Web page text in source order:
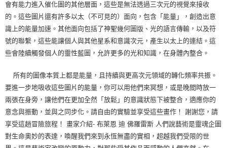
會有能力進入催化圖的其他層面，這些是無法透過三次元的視覺來接收
的。這些圖片還有許多以太（不可見的）面向，包含「能量」，創造出意
識上的能量加速。其他面向包括了神聖幾何圖版、光的語言傳輸，以及符
號的聯繫，這些能讓個人與其他星系和意識次元，產生以太上的連結。這
些會陸續觸發個人的靈性藍圖，允許更多的光和知識，在身體內整合。
所有的圖像本質上都是能量，且持續與更高次元領域的轉化頻率共振。
要進一步地吸收這些圖片的能量，你可以用他們來冥想，或是晚間時放一
兩張在身旁，讓他們在更加全然「放鬆」的意識狀態下被整合，適應你的
意念與振動，並與之同步化。請自由的實驗並享受這些畫作！ 謝謝您，請
享受這趟冒險旅程！ 畫家介紹- 布萊恩 迪 佛羅雷斯 人們說藝術是靈魂企圖
對生命奧妙的表達，喚醒我們來到永恆無盡的實相，超越我們受限的世